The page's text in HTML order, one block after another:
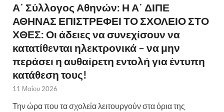
Α΄ Σύλλογος Αθηνών: Η Α΄ ΔΙΠΕ
ΑΘΗΝΑΣ ΕΠΙΣΤΡΕΦΕΙ ΤΟ ΣΧΟΛΕΙΟ ΣΤΟ
ΧΘΕΣ: Οι άδειες να συνεχίσουν να
κατατίθενται ηλεκτρονικά – να μην
περάσει η αυθαίρετη εντολή για έντυπη
κατάθεση τους!
11 Μαΐου 2026
Την ώρα που τα σχολεία λειτουργούν στα όρια της